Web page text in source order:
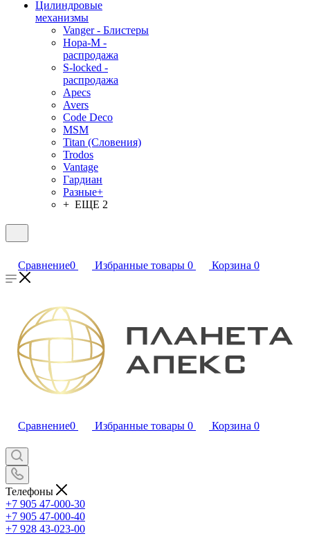
Цилиндровые
механизмы
Vanger - Блистеры
Нора-М -
распродажа
S-locked -
распродажа
Apecs
Avers
Code Deco
MSM
Titan (Словения)
Trodos
Vantage
Гардиан
Разные+
+ ЕЩЕ 2
Сравнение0 Избранные товары 0 Корзина 0
Сравнение0 Избранные товары 0 Корзина 0
Телефоны
+7 905 47-000-30
+7 905 47-000-40
+7 928 43-023-00